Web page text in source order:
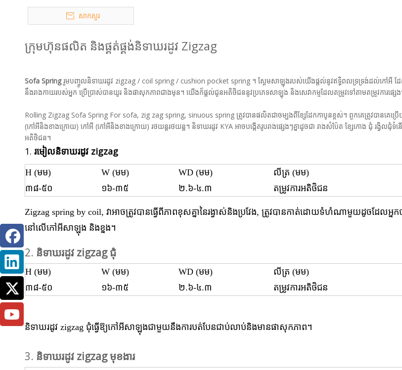
សាកសួរ
ក្រុមហ៊ុនផលិត និងផ្គត់ផ្គង់និទាឃរដូវ Zigzag
Sofa Springរួមបញ្ចូលនិទាឃរដូវ zigzag / coil spring / cushion pocket spring ។ ស្ពែមសាឡុងរបស់យើងផ្តល់នូវឥទ្ធិពលទ្រទ្រង់ដល់កៅអី ដែ
នឹងរាងកាយរបស់អ្នក ប្រើប្រាស់បានយូរ និងផាសុកភាពជាងមុន។ យើងក៏ផ្តល់ជូនអតិថិជននូវប្រភេទសាឡុង និងសេវាកម្មដែលតម្រូវទៅតាមតម្រូវការផ្សេ
Rolling Zigzag Sofa Spring For sofa, zig zag spring, sinuous spring ត្រូវបានផលិតជាចម្បងពីខ្សែដែកកាបូនខ្ពស់។ ពួកគេត្រូវបានគេ
(កៅអីនិងខាងក្រោយ) កៅអី (កៅអីនិងខាងក្រោយ) រថយន្តរថយន្ត។ និទាឃរដូវ KYA អាចបង្កើតរូបរាងផ្សេងៗគ្នាដូចជា រាងសំប៉ែត ខ្សែកោង ជុំ រង្វិលជុំទំ
អតិថិជន។
1. រមៀលនិទាឃរដូវ zigzag
H (មម) W (មម) WD (មម)
លីត្រ (មម)
៣៨-៥០
១៦-៣៥ ២.៦-៤.៣ តម្រូវការអតិថិជន
Zigzag spring by coil, វាអាចត្រូវបានធ្វើពីភាពខុសគ្នានៃរង្វាស់និងប្រវែង, ត្រូវបានកាត់ដោយទំហំណាមួយដូចដែលអ្នក
នៅលើកៅអីសាឡុង និងខ្នង។
2. និទាឃរដូវ zigzag ជុំ
H (មម) W (មម) WD (មម)
លីត្រ (មម)
៣៨-៥០
១៦-៣៥ ២.៦-៤.៣ តម្រូវការអតិថិជន
និទាឃរដូវ zigzag ជុំធ្វើឱ្យកៅអីសាឡុងជាមួយនឹងការបត់បែនជាប់លាប់និងមានផាសុកភាព។
3. និទាឃរដូវ zigzag មុខងារ